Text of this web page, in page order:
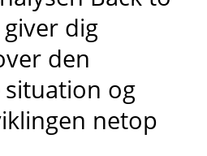
dig
den
og
netop